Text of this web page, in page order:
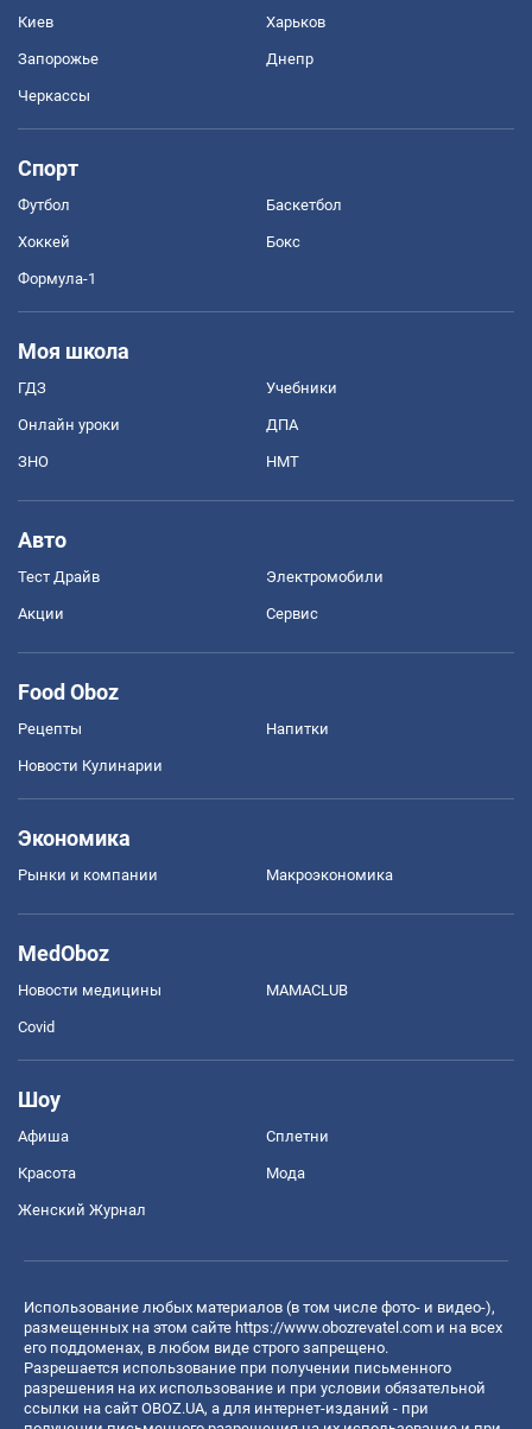
Киев Харьков
Запорожье Днепр
Черкассы
Спорт
Футбол Баскетбол
Хоккей Бокс
Формула-1
Моя школа
ГДЗ Учебники
Онлайн уроки ДПА
ЗНО НМТ
Авто
Тест Драйв Электромобили
Акции Сервис
Food Oboz
Рецепты Напитки
Новости Кулинарии
Экономика
Рынки и компании Mакроэкономика
MedOboz
Новости медицины MAMACLUB
Covid
Шоу
Афиша Сплетни
Красота Мода
Женский Журнал
Использование любых материалов (в том числе фото- и видео-),
размещенных на этом сайте https://www.obozrevatel.com и на всех
его поддоменах, в любом виде строго запрещено.
Разрешается использование при получении письменного
разрешения на их использование и при условии обязательной
ссылки на сайт OBOZ.UA, а для интернет-изданий - при